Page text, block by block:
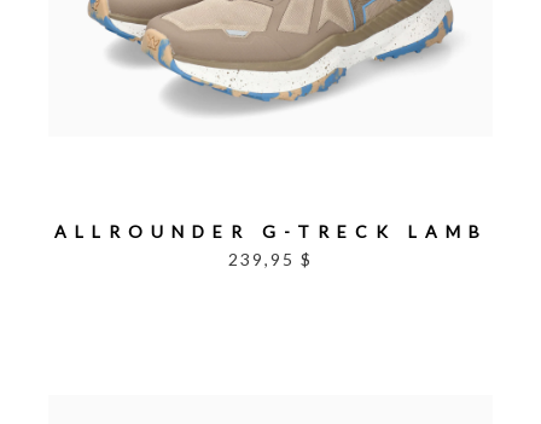
ALLROUNDER G-TRECK LAMB
239,95 $